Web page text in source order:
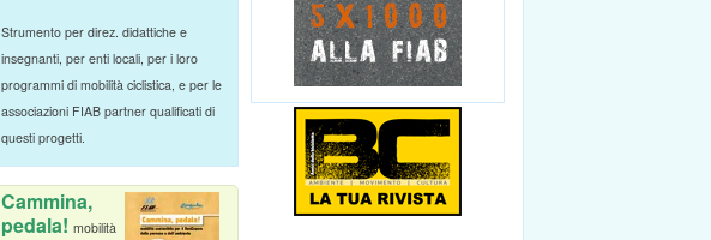
Strumento per direz. didattiche e
insegnanti, per enti locali, per i loro
programmi di mobilità ciclistica, e per le
associazioni FIAB partner qualificati di
questi progetti.
Cammina,
pedala! mobilità